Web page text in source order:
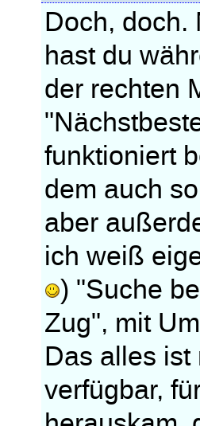
Doch, doch.
hast du
der rechten
funktioniert
dem auch
aber
ich weiß
) "Suche
Zug", mit
Das alles ist
verfügbar,